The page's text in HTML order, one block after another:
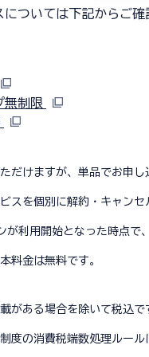
ついては下記からご確
無制限
だけますが、単品でお申
スを個別に解約・キャンセ
が利用開始となった時点で
料金は無料です。
がある場合を除いて税込で
度の消費税端数処理ルー